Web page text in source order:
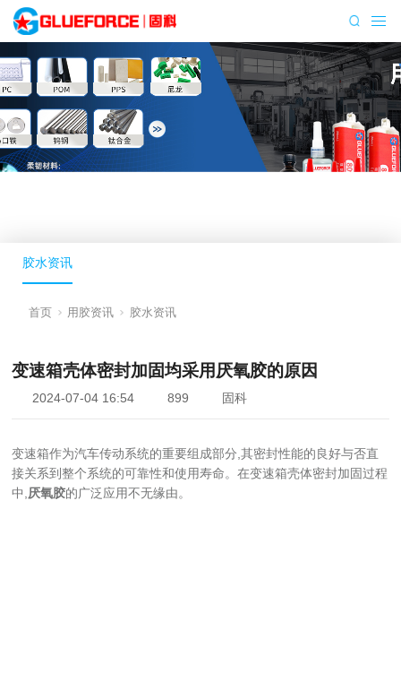
胶水资讯
首页 用胶资讯 胶水资讯
变速箱壳体密封加固均采用厌氧胶的原因
2024-07-04 16:54 899 固科
变速箱作为汽车传动系统的重要组成部分,其密封性能的良好与否直
接关系到整个系统的可靠性和使用寿命。在变速箱壳体密封加固过程
中, 厌氧胶的广泛应用不无缘由。